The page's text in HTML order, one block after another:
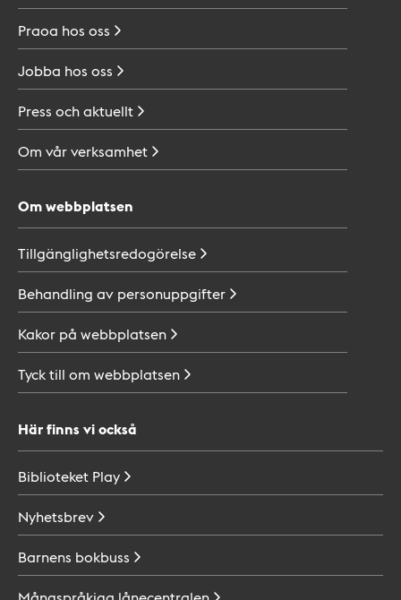
Praoa hos oss
Jobba hos oss
Press ochaktuellt
Om vårverksamhet
Om webbplatsen
Tillgänglighetsredogörelse
Behandling av personuppgifter
Kakor på webbplatsen
Tyck till om webbplatsen
Här finns vi också
Biblioteket Play
Nyhetsbrev
Barnens bokbuss